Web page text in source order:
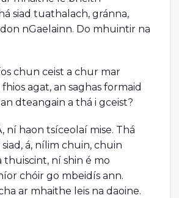
siad tuathalach, gránna,
nGaelainn. Do mhuintir na
chun ceist a chur mar
agat, an saghas formaid
dteangain a thá i gceist?
ní haon tsíceolaí mise. Thá
á, nílim chuin, chuin
thuiscint, ní shin é mo
chóir go mbeidís ann.
ar mhaithe leis na daoine.